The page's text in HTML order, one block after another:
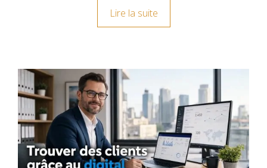
Lire la suite